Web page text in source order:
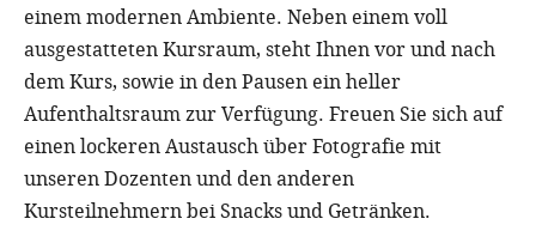
einem modernen Ambiente. Neben einem voll
ausgestatteten Kursraum, steht Ihnen vor und nach
dem Kurs, sowie in den Pausen ein heller
Aufenthaltsraum zur Verfügung. Freuen Sie sich auf
einen lockeren Austausch über Fotografie mit
unseren Dozenten und den anderen
Kursteilnehmern bei Snacks und Getränken.